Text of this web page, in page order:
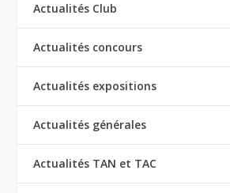
Actualités Club
Actualités concours
Actualités expositions
Actualités générales
Actualités TAN et TAC